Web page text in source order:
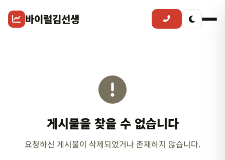
바이럴김선생
게시물을 찾을 수 없습니다
요청하신 게시물이 삭제되었거나 존재하지 않습니다.